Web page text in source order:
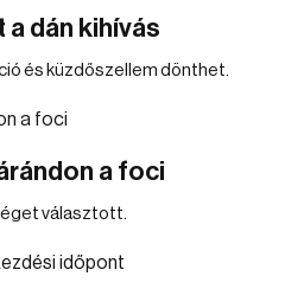
a dán kihívás
és küzdőszellem dönthet.
a foci
választott.